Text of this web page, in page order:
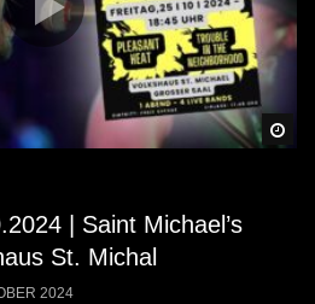
| Saint Michael’s
St. Michal
2024